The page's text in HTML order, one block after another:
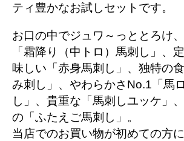
ティ豊かなお試しセットです。
お口の中でジュワ～っととろけ
「霜降り（中トロ）馬刺し」、
味しい「赤身馬刺し」、独特の
み刺し」、やわらかさNo.1「馬
し」、貴重な「馬刺しユッケ」
の「ふたえご馬刺し」。
当店でのお買い物が初めての方